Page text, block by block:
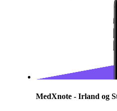
MedXnote - Irland og